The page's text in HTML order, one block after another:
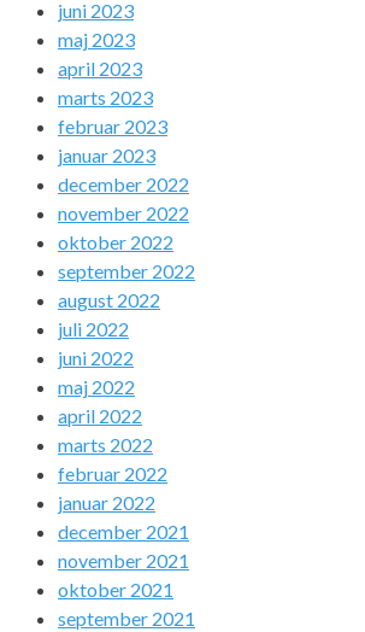
juni 2023
maj 2023
april 2023
marts 2023
februar 2023
januar 2023
december 2022
november 2022
oktober 2022
september 2022
august 2022
juli 2022
juni 2022
maj 2022
april 2022
marts 2022
februar 2022
januar 2022
december 2021
november 2021
oktober 2021
september 2021